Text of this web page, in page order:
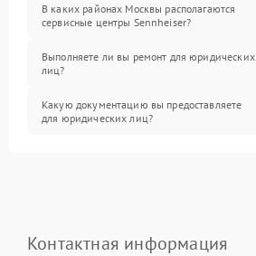
В каких районах Москвы располагаются
сервисные центры Sennheiser?
Выполняете ли вы ремонт для юридических
лиц?
Какую документацию вы предоставляете
для юридических лиц?
Контактная информация